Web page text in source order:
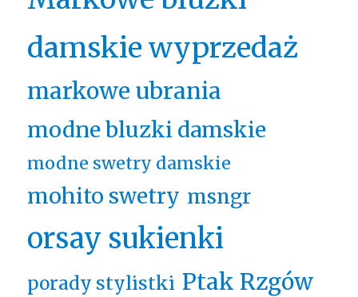
damskie wyprzedaż
markowe ubrania
modne bluzki damskie
modne swetry damskie
mohito swetry msngr
orsay sukienki
porady stylistki Ptak Rzgów